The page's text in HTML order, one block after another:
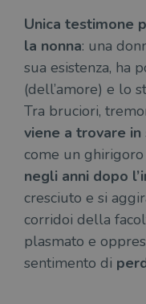
Unica testimone
la nonna: una
sua esistenza, ha
(dell’amore) e lo
Tra bruciori,
viene a trovare in
come un
negli anni dopo
cresciuto e si
corridoi della
plasmato e
sentimento di